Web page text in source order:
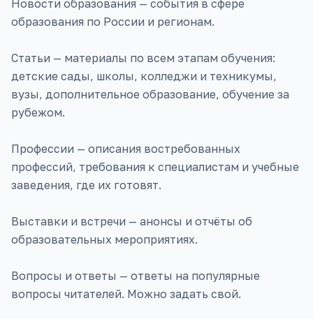
Новости образования — события в сфере
образования по России и регионам.
Статьи — материалы по всем этапам обучения:
детские сады, школы, колледжи и техникумы,
вузы, дополнительное образование, обучение за
рубежом.
Профессии — описания востребованных
профессий, требования к специалистам и учебные
заведения, где их готовят.
Выставки и встречи — анонсы и отчёты об
образовательных мероприятиях.
Вопросы и ответы — ответы на популярные
вопросы читателей. Можно задать свой.